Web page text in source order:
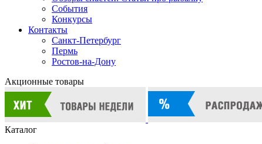
События
Конкурсы
Контакты
Санкт-Петербург
Пермь
Ростов-на-Дону
Акционные товары
Каталог